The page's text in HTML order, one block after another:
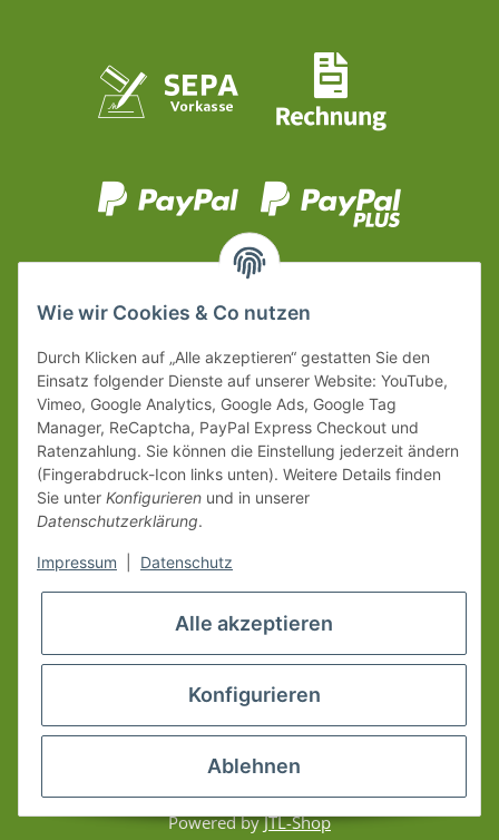
* Alle Preise inkl. gesetzlicher USt., zzgl.
© www.erzgebirgsshop24.de
Powered byJTL-Shop
Wie wir Cookies & Co nutzen
Durch Klicken auf „Alle akzeptieren“ gestatten Sie den
Einsatz folgender Dienste auf unserer Website: YouTube,
Vimeo, Google Analytics, Google Ads, Google Tag
Manager, ReCaptcha, PayPal Express Checkout und
Ratenzahlung. Sie können die Einstellung jederzeit ändern
(Fingerabdruck-Icon links unten). Weitere Details finden
Sie unter Konfigurieren und in unserer
Datenschutzerklärung.
Impressum Datenschutz
Alle akzeptieren
Konfigurieren
Ablehnen